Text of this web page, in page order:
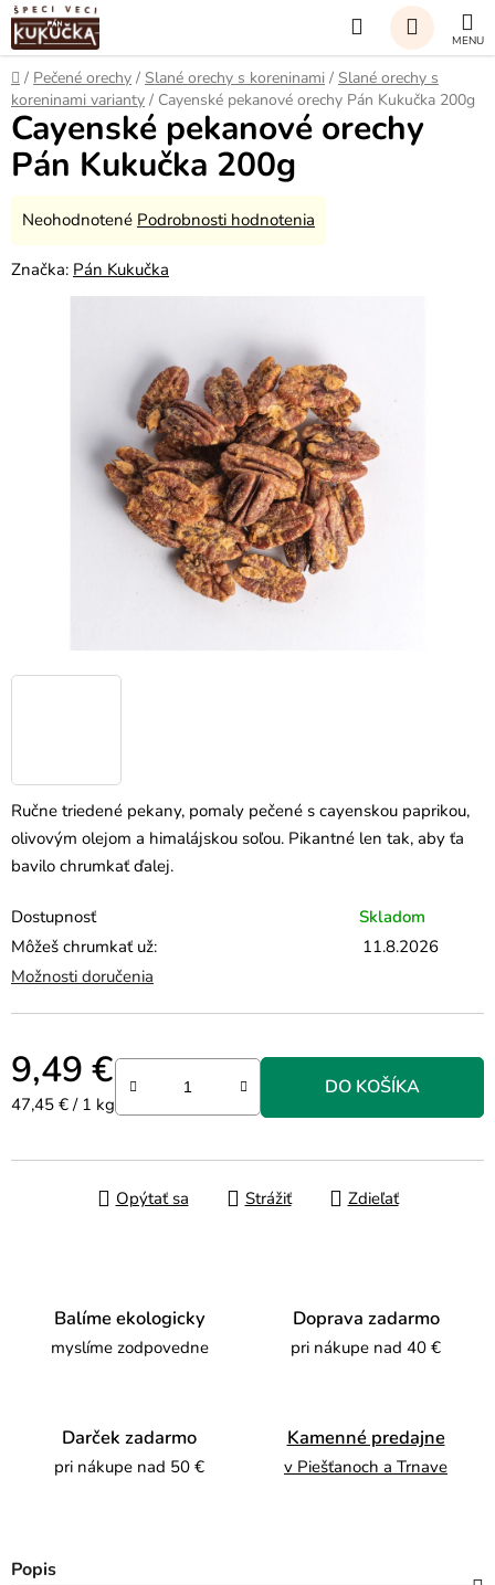
Prejsť
na
obsah
Hľadať
KOŠÍK
Domov
/ Pečené orechy / Slané orechy s koreninami / Slané orechy s
koreninami varianty / Cayenské pekanové orechy Pán Kukučka 200g
Ručne triedené pekany, pomaly pečené s cayenskou paprikou,
olivovým olejom a himalájskou soľou. Pikantné len tak, aby ťa
bavilo chrumkať ďalej.
Dostupnosť
Skladom
Môžeš chrumkať už:
11.8.2026
Možnosti doručenia
9,49 €
Jednotková cena:
47,45 € / 1 kg
DO KOŠÍKA
Opýtať sa Strážiť Zdieľať
Cayenské pekanové orechy
Pán Kukučka 200g
Priemerné
produktu
Neohodnotené Podrobnosti hodnotenia
Značka: Pán Kukučka
Balíme ekologicky
myslíme zodpovedne
Doprava zadarmo
pri nákupe nad 40 €
Darček zadarmo
pri nákupe nad 50 €
Kamenné predajne
v Piešťanoch a Trnave
Popis